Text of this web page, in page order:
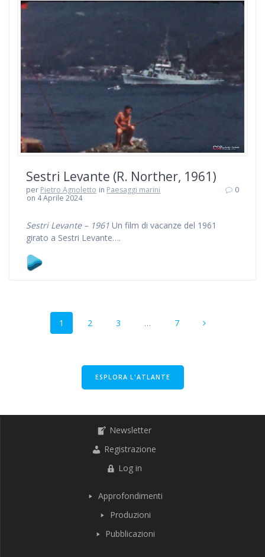
Sestri Levante (R. Norther, 1961)
per Pietro Agnoletto in Paesaggi marini
on 4 Aprile 2024
0
Sestri Levante – 1961 Un film di vacanze del 1961
girato a Sestri Levante….
Navigazione
articoliPagina
1 Pagina
2 Pagina
3 … Pagina
7
ESPLORA L'ATLANTE
Newsletter
Registrazione
Log in
Approfondimenti
Produzioni
Pubblicazioni